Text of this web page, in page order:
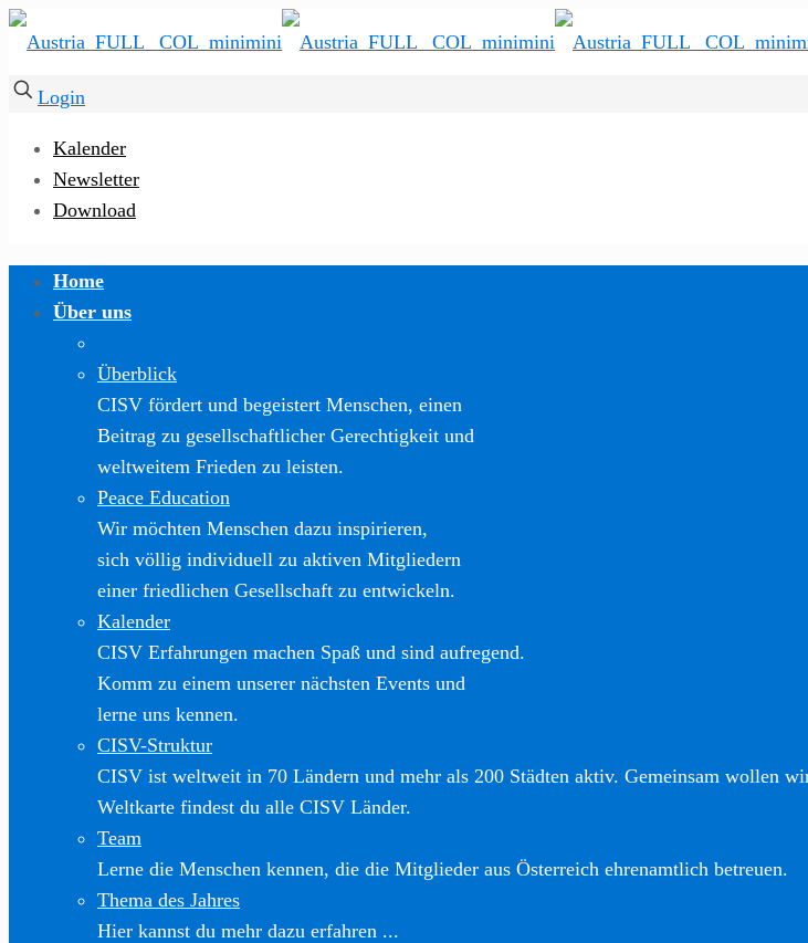
Login
Kalender
Newsletter
Download
Home
Über uns
Überblick
CISV fördert und begeistert Menschen, einen
Beitrag zu gesellschaftlicher Gerechtigkeit und
weltweitem Frieden zu leisten.
Peace Education
Wir möchten Menschen dazu inspirieren,
sich völlig individuell zu aktiven Mitgliedern
einer friedlichen Gesellschaft zu entwickeln.
Kalender
CISV Erfahrungen machen Spaß und sind aufregend.
Komm zu einem unserer nächsten Events und
lerne uns kennen.
CISV-Struktur
CISV ist weltweit in 70 Ländern und mehr als 200 Städten aktiv. Gemeinsam wollen
Weltkarte findest du alle CISV Länder.
Team
Lerne die Menschen kennen, die die Mitglieder aus Österreich ehrenamtlich betreuen.
Thema des Jahres
Hier kannst du mehr dazu erfahren ...